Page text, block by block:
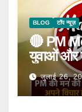
BLOG टॉप न्यूज़
🔴 PM
युवाओं और
जुलाई 26,